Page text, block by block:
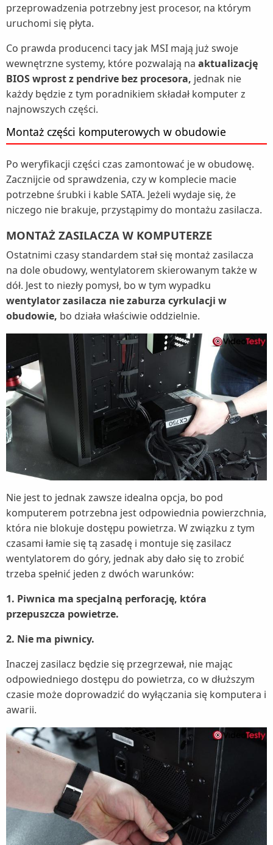
przeprowadzenia potrzebny jest procesor, na którym
uruchomi się płyta.
Co prawda producenci tacy jak MSI mają już swoje
wewnętrzne systemy, które pozwalają na aktualizację
BIOS wprost z pendrive bez procesora, jednak nie
każdy będzie z tym poradnikiem składał komputer z
najnowszych części.
Montaż części komputerowych w obudowie
Po weryfikacji części czas zamontować je w obudowę.
Zacznijcie od sprawdzenia, czy w komplecie macie
potrzebne śrubki i kable SATA. Jeżeli wydaje się, że
niczego nie brakuje, przystąpimy do montażu zasilacza.
MONTAŻ ZASILACZA W KOMPUTERZE
Ostatnimi czasy standardem stał się montaż zasilacza
na dole obudowy, wentylatorem skierowanym także w
dół. Jest to niezły pomysł, bo w tym wypadku
wentylator zasilacza nie zaburza cyrkulacji w
obudowie, bo działa właściwie oddzielnie.
Nie jest to jednak zawsze idealna opcja, bo pod
komputerem potrzebna jest odpowiednia powierzchnia,
która nie blokuje dostępu powietrza. W związku z tym
czasami łamie się tą zasadę i montuje się zasilacz
wentylatorem do góry, jednak aby dało się to zrobić
trzeba spełnić jeden z dwóch warunków:
1. Piwnica ma specjalną perforację, która
przepuszcza powietrze.
2. Nie ma piwnicy.
Inaczej zasilacz będzie się przegrzewał, nie mając
odpowiedniego dostępu do powietrza, co w dłuższym
czasie może doprowadzić do wyłączania się komputera i
awarii.